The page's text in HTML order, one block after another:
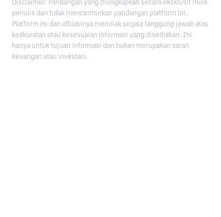
Disclaimer: Pandangan yang diungkapkan secara eksklusif milik
penulis dan tidak mencerminkan pandangan platform ini.
Platform ini dan afiliasinya menolak segala tanggung jawab atas
keakuratan atau kesesuaian informasi yang disediakan. Ini
hanya untuk tujuan informasi dan bukan merupakan saran
keuangan atau investasi.